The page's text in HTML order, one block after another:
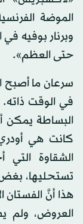
الموضة
وبرنار بوفيه
حتى العظم».
سرعان ما أصبح
في الوقت ذاته.
البساطة يمكن
كانت هي
الشقاوة التي
تستحليها، بغض
هذا أنَّ الفستان
العروض، ولم